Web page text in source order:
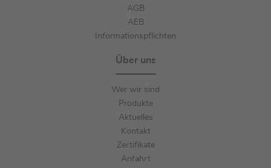
AGB
AEB
Informationspflichten
Über uns
Wer wir sind
Produkte
Aktuelles
Kontakt
Zertifikate
Anfahrt